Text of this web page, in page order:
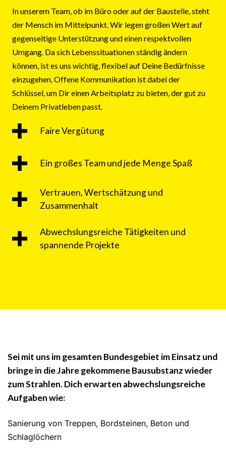
In unserem Team, ob im Büro oder auf der Baustelle, steht
der Mensch im Mittelpunkt. Wir legen großen Wert auf
gegenseitige Unterstützung und einen respektvollen
Umgang. Da sich Lebenssituationen ständig ändern
können, ist es uns wichtig, flexibel auf Deine Bedürfnisse
einzugehen. Offene Kommunikation ist dabei der
Schlüssel, um Dir einen Arbeitsplatz zu bieten, der gut zu
Deinem Privatleben passt.
Faire Vergütung
Ein großes Team und jede Menge Spaß
Vertrauen, Wertschätzung und
Zusammenhalt
Abwechslungsreiche Tätigkeiten und
spannende Projekte
Sei mit uns im gesamten Bundesgebiet im Einsatz und
bringe in die Jahre gekommene Bausubstanz wieder
zum Strahlen. Dich erwarten abwechslungsreiche
Aufgaben wie:
Sanierung von Treppen, Bordsteinen, Beton und
Schlaglöchern